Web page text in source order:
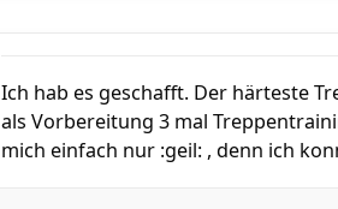
Ich hab es geschafft. Der härteste
als Vorbereitung 3 mal
mich einfach nur :geil: , denn ich